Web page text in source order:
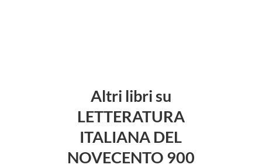
Altri libri su
LETTERATURA
ITALIANA DEL
NOVECENTO 900